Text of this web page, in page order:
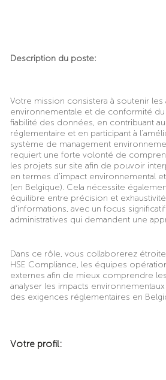
Description du poste:
Votre mission consistera à soutenir
environnementale et de conformité du
fiabilité des données, en contribuant
réglementaire et en participant à
système de management
requiert une forte volonté de
les projets sur site afin de pouvoir
en termes d’impact environnemental
(en Belgique). Cela nécessite
équilibre entre précision et
d’informations, avec un focus
administratives qui demandent une
Dans ce rôle, vous collaborerez
HSE Compliance, les équipes
externes afin de mieux comprendre
analyser les impacts
des exigences réglementaires en
Votre profil: